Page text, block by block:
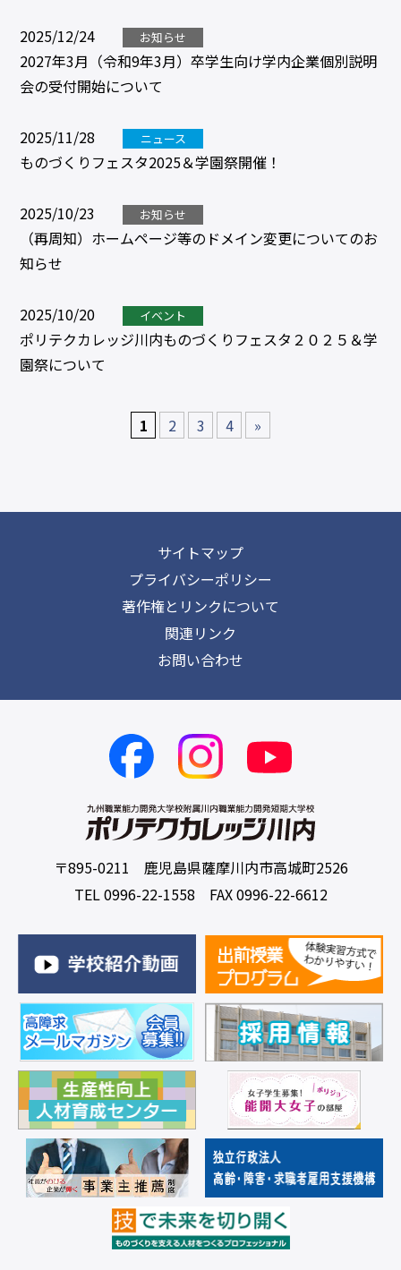
2025/12/24 お知らせ
2027年3月（令和9年3月）卒学生向け学内企業個別説明
会の受付開始について
2025/11/28 ニュース
ものづくりフェスタ2025＆学園祭開催！
2025/10/23 お知らせ
（再周知）ホームページ等のドメイン変更についてのお
知らせ
2025/10/20 イベント
ポリテクカレッジ川内ものづくりフェスタ２０２５＆学
園祭について
1 2 3 4 »
サイトマップ
プライバシーポリシー
著作権とリンクについて
関連リンク
お問い合わせ
〒895-0211 鹿児島県薩摩川内市高城町2526
TEL 0996-22-1558 FAX 0996-22-6612